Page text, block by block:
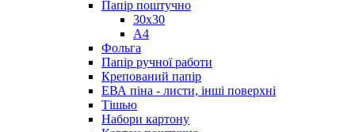
Папір поштучно
30х30
А4
Фольга
Папір ручної работи
Крепований папір
ЕВА піна - листи, інші поверхні
Тішью
Набори картону